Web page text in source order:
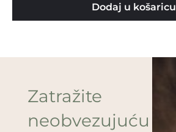
Dodaj u košaricu
Zatražite
neobvezujuću